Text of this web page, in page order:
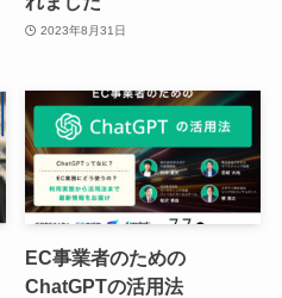
2023年8月31日
EC事業者のための
ChatGPTの活用法